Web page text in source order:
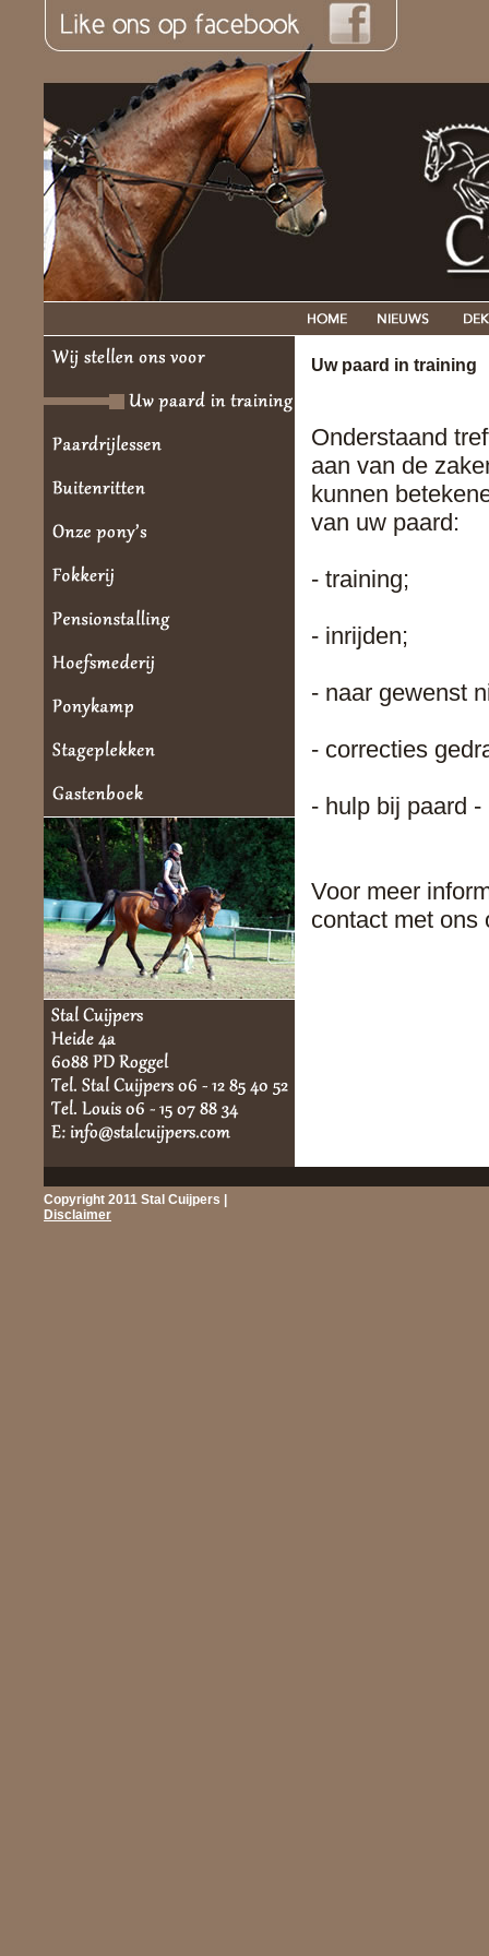
Uw paard in training
Onderstaand
aan van de
kunnen
van uw paard:
- training;
- inrijden;
- naar gewenst
- correcties
- hulp bij paard
Voor meer
contact met ons
Copyright 2011 Stal Cuijpers |
Disclaimer